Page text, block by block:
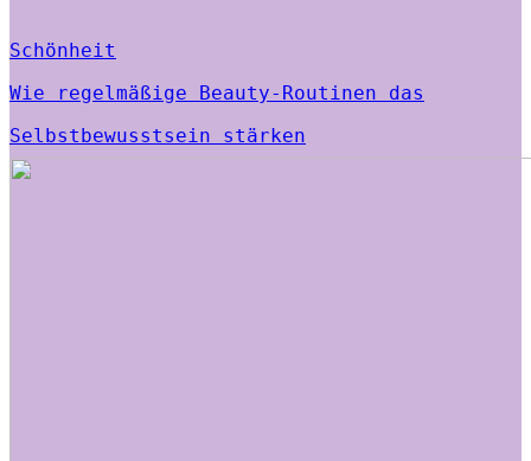
Schönheit
Wie regelmäßige Beauty-Routinen das
Selbstbewusstsein stärken